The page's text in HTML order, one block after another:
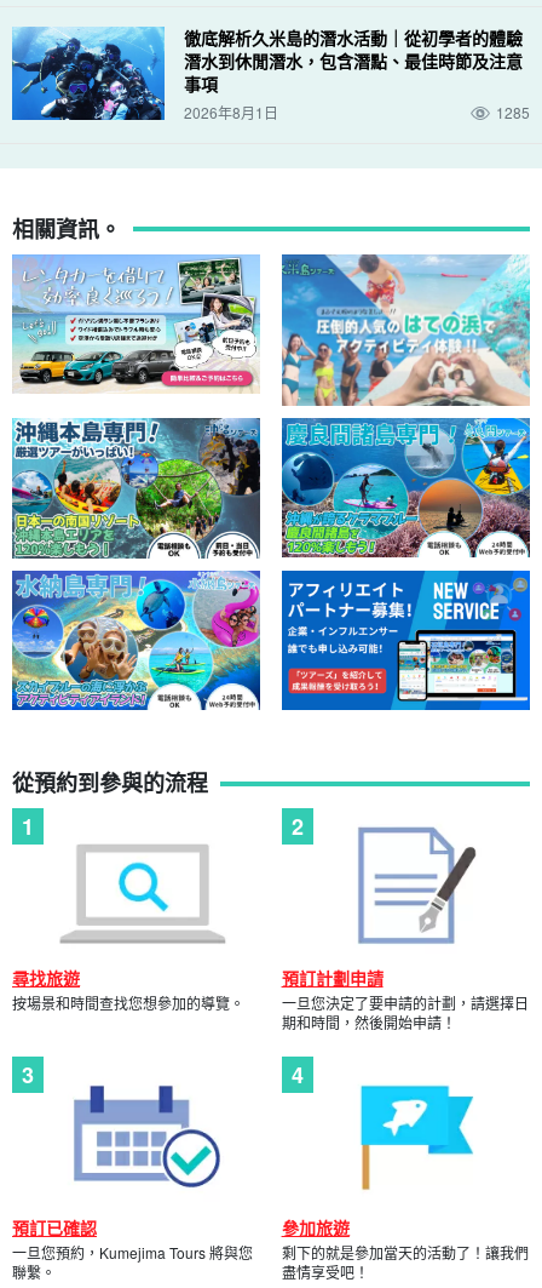
徹底解析久米島的潛水活動｜從初學者的體驗
潛水到休閒潛水，包含潛點、最佳時節及注意
事項
2026年8月1日 1285
相關資訊。
從預約到參與的流程
尋找旅遊
按場景和時間查找您想參加的導覽。
預訂計劃申請
一旦您決定了要申請的計劃，請選擇日
期和時間，然後開始申請！
預訂已確認
一旦您預約，Kumejima Tours 將與您
聯繫。
參加旅遊
剩下的就是參加當天的活動了！讓我們
盡情享受吧！